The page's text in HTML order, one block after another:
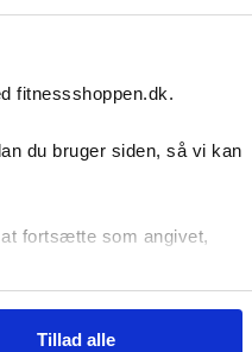
fitnessshoppen.dk.
du bruger siden, så vi kan
fortsætte som angivet,
Tillad alle
sit 9 kg svinghjul,
og genoptræning til
dine træningsdata.
med fastgørelsesbånd